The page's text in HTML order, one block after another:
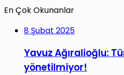
En Çok Okunanlar
8 Şubat 2025
Yavuz Ağıralioğlu:
yönetilmiyor!